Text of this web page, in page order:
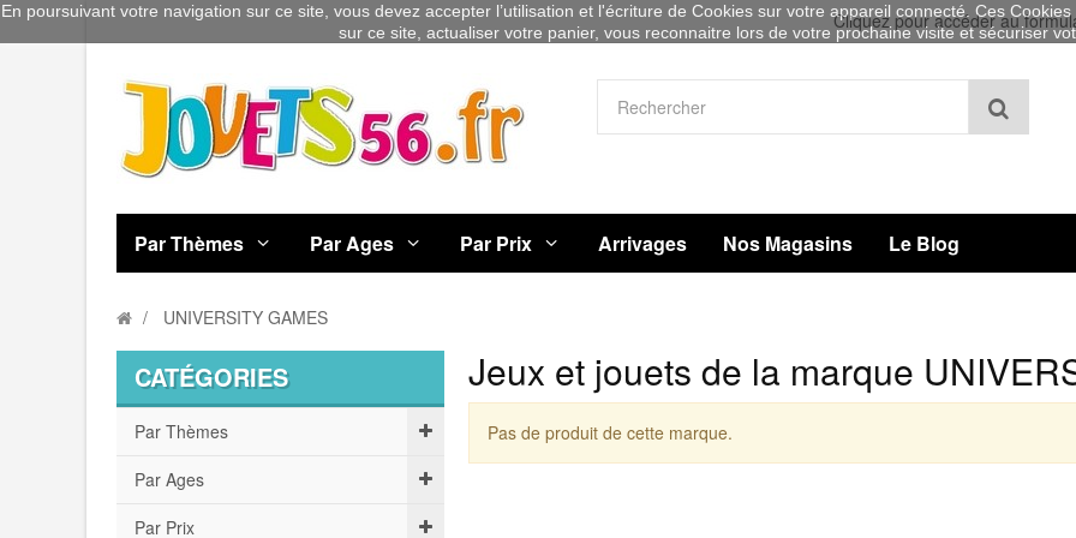
Cliquez pour accéder au
Par Thèmes Par Ages Par Prix Arrivages Nos Magasins Le Blog
UNIVERSITY GAMES
CATÉGORIES
Par Thèmes
Par Ages
Par Prix
Jeux et jouets de la marque
Pas de produit de cette marque.
En poursuivant votre navigation sur ce site, vous devez accepter l’utilisation et l'écriture de Cookies sur votre appareil connecté. Ces
sur ce site, actualiser votre panier, vous reconnaitre lors de votre prochaine visite et sécuriser